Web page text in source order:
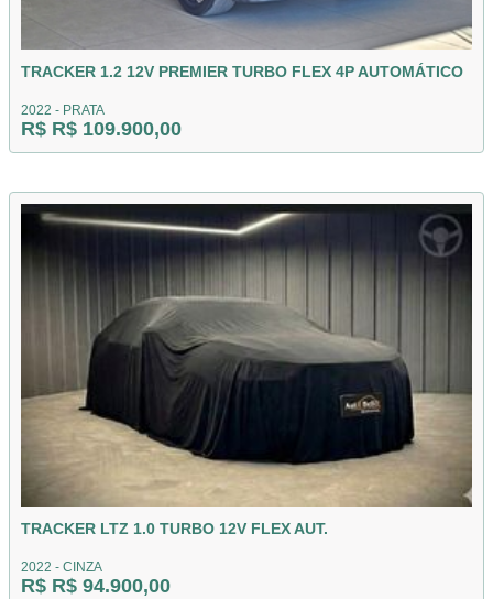
TRACKER 1.2 12V PREMIER TURBO FLEX 4P AUTOMÁTICO
2022 - PRATA
R$ R$ 109.900,00
TRACKER LTZ 1.0 TURBO 12V FLEX AUT.
2022 - CINZA
R$ R$ 94.900,00